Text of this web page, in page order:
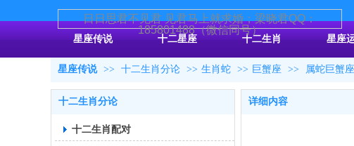
日日思君不见君 见君马上就求婚；梁晓君QQ：
185801488（微信同号）
星座传说 十二星座 十二生肖 星座
星座传说 >> 十二生肖分论 >> 生肖蛇 >> 巨蟹座 >> 属蛇巨蟹
十二生肖分论
十二生肖配对
详细内容